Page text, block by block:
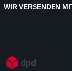
WIR VERSENDEN